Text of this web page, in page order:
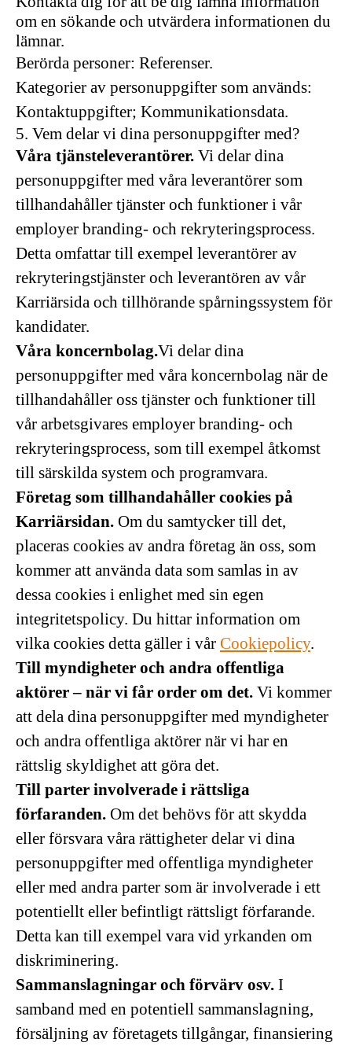
om en sökande och utvärdera informationen du
lämnar.
Berörda personer: Referenser.
Kategorier av personuppgifter som används:
Kontaktuppgifter; Kommunikationsdata.
5. Vem delar vi dina personuppgifter med?
Våra tjänsteleverantörer. Vi delar dina
personuppgifter med våra leverantörer som
tillhandahåller tjänster och funktioner i vår
employer branding- och rekryteringsprocess.
Detta omfattar till exempel leverantörer av
rekryteringstjänster och leverantören av vår
Karriärsida och tillhörande spårningssystem för
kandidater.
Våra koncernbolag.Vi delar dina
personuppgifter med våra koncernbolag när de
tillhandahåller oss tjänster och funktioner till
vår arbetsgivares employer branding- och
rekryteringsprocess, som till exempel åtkomst
till särskilda system och programvara.
Företag som tillhandahåller cookies på
Karriärsidan. Om du samtycker till det,
placeras cookies av andra företag än oss, som
kommer att använda data som samlas in av
dessa cookies i enlighet med sin egen
integritetspolicy. Du hittar information om
vilka cookies detta gäller i vår Cookiepolicy.
Till myndigheter och andra offentliga
aktörer – när vi får order om det. Vi kommer
att dela dina personuppgifter med myndigheter
och andra offentliga aktörer när vi har en
rättslig skyldighet att göra det.
Till parter involverade i rättsliga
förfaranden. Om det behövs för att skydda
eller försvara våra rättigheter delar vi dina
personuppgifter med offentliga myndigheter
eller med andra parter som är involverade i ett
potentiellt eller befintligt rättsligt förfarande.
Detta kan till exempel vara vid yrkanden om
diskriminering.
Sammanslagningar och förvärv osv. I
samband med en potentiell sammanslagning,
försäljning av företagets tillgångar, finansiering